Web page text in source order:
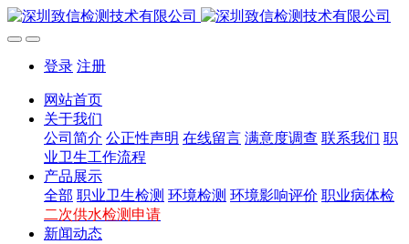
登录 注册
网站首页
关于我们
公司简介 公正性声明 在线留言 满意度调查 联系我们 职
业卫生工作流程
产品展示
全部 职业卫生检测 环境检测 环境影响评价 职业病体检
二次供水检测申请
新闻动态